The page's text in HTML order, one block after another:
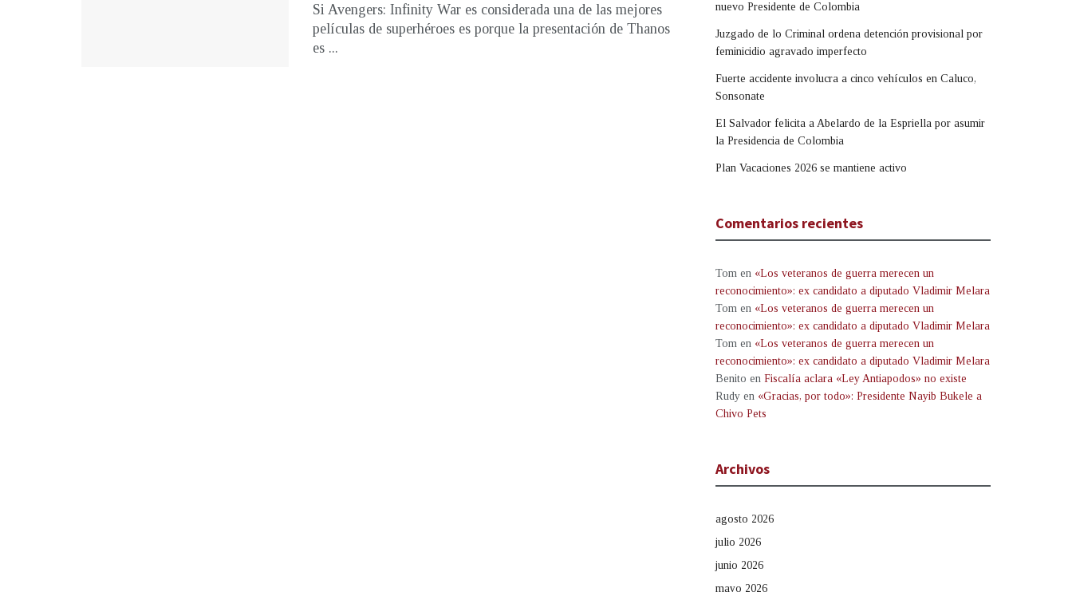
Si Avengers: Infinity War es considerada una de las mejores
películas de superhéroes es porque la presentación de Thanos
es ...
nuevo Presidente de Colombia
Juzgado de lo Criminal ordena detención provisional por
feminicidio agravado imperfecto
Fuerte accidente involucra a cinco vehículos en Caluco,
Sonsonate
El Salvador felicita a Abelardo de la Espriella por asumir
la Presidencia de Colombia
Plan Vacaciones 2026 se mantiene activo
Comentarios recientes
Tom en «Los veteranos de guerra merecen un
reconocimiento»: ex candidato a diputado Vladimir Melara
Tom en «Los veteranos de guerra merecen un
reconocimiento»: ex candidato a diputado Vladimir Melara
Tom en «Los veteranos de guerra merecen un
reconocimiento»: ex candidato a diputado Vladimir Melara
Benito en Fiscalía aclara «Ley Antiapodos» no existe
Rudy en «Gracias, por todo»: Presidente Nayib Bukele a
Chivo Pets
Archivos
agosto 2026
julio 2026
junio 2026
mayo 2026